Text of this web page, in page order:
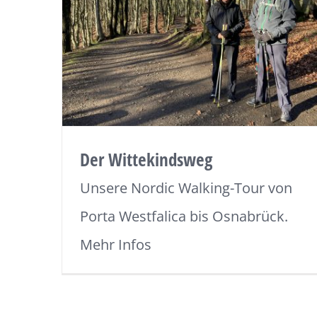
Der Wittekindsweg
Unsere Nordic Walking-Tour von
Porta Westfalica bis Osnabrück.
Mehr Infos